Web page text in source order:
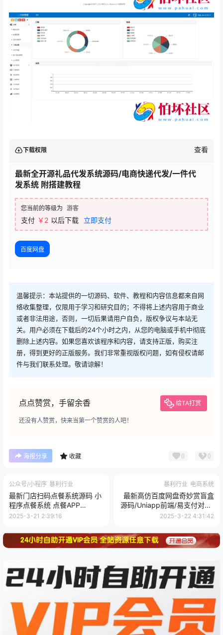
下载权限 查看
最新全开源礼品代发系统源码/电商快递代发/一件代
发系统 附搭建教程
您当前的等级为 游客
支付 ￥2 以后下载 立即支付
百度网盘
温馨提示：本站提供的一切源码、软件、教程和内容信息都来自网
络收集整理，仅限用于学习和研究目的；不得将上述内容用于商业
或者非法用途，否则，一切后果请用户自负，版权争议与本站无
关。用户必须在下载后的24个小时之内，从您的电脑或手机中彻底
删除上述内容。如果您喜欢该程序和内容，请支持正版，购买注
册，得到更好的正版服务。我们非常重视版权问题，如有侵权请邮
件与我们联系处理。敬请谅解！
点点赞赏，手留余香 给TA打赏
还没有人赞赏，快来当第一个赞赏的人吧！
海报分享 收藏 0 0
公众号/小程序 暴利行业
最新门店扫码点餐系统源码 小
程序点餐系统 点餐APP
uniapp多端接入
2025-3-21 2:39:16
暴利行业 电商系统
最新高仿百度网盘奇妙赏盲盒
源码/Uniapp前端/易支付对接/
无限回调/1:1完美复刻UI
2025-3-22 4:31:42